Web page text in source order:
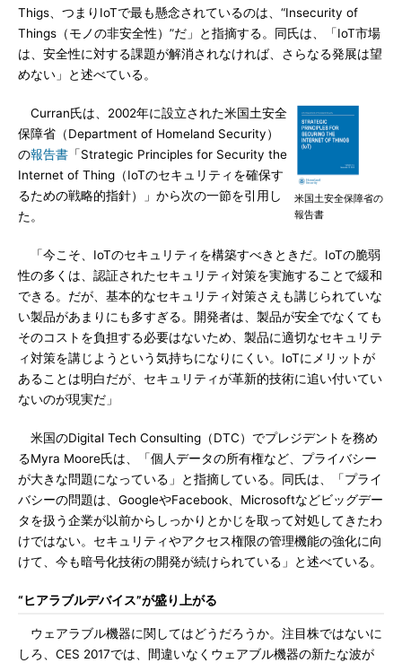
Thigs、つまりIoTで最も懸念されているのは、“Insecurity of
Things（モノの非安全性）”だ」と指摘する。同氏は、「IoT市場
は、安全性に対する課題が解消されなければ、さらなる発展は望
めない」と述べている。
米国土安全保障省の
報告書
Curran氏は、2002年に設立された米国土安全
保障省（Department of Homeland Security）
の報告書 「Strategic Principles for Security the
Internet of Thing（IoTのセキュリティを確保す
るための戦略的指針）」から次の一節を引用し
た。
「今こそ、IoTのセキュリティを構築すべきときだ。IoTの脆弱
性の多くは、認証されたセキュリティ対策を実施することで緩和
できる。だが、基本的なセキュリティ対策さえも講じられていな
い製品があまりにも多すぎる。開発者は、製品が安全でなくても
そのコストを負担する必要はないため、製品に適切なセキュリテ
ィ対策を講じようという気持ちになりにくい。IoTにメリットが
あることは明白だが、セキュリティが革新的技術に追い付いてい
ないのが現実だ」
米国のDigital Tech Consulting（DTC）でプレジデントを務め
るMyra Moore氏は、「個人データの所有権など、プライバシー
が大きな問題になっている」と指摘している。同氏は、「プライ
バシーの問題は、GoogleやFacebook、Microsoftなどビッグデー
タを扱う企業が以前からしっかりとかじを取って対処してきたわ
けではない。セキュリティやアクセス権限の管理機能の強化に向
けて、今も暗号化技術の開発が続けられている」と述べている。
“ヒアラブルデバイス”が盛り上がる
ウェアラブル機器に関してはどうだろうか。注目株ではないに
しろ、CES 2017では、間違いなくウェアブル機器の新たな波が